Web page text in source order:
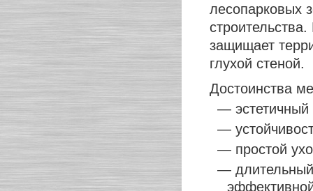
лесопарковых
защищает
глухой стеной.
Достоинства
—
—
— простой
— длительный